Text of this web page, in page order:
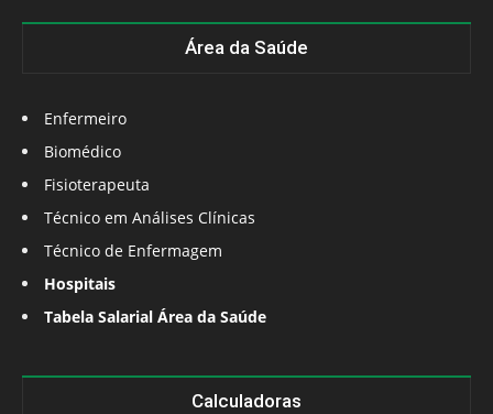
Área da Saúde
Enfermeiro
Biomédico
Fisioterapeuta
Técnico em Análises Clínicas
Técnico de Enfermagem
Hospitais
Tabela Salarial Área da Saúde
Calculadoras